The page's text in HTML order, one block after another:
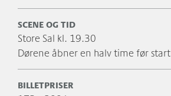
SCENE OG TID
Store Sal kl. 19.30
Dørene åbner en halv time før start
BILLETPRISER